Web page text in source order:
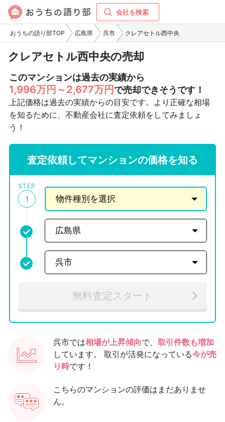
会社を検索
おうちの語り部TOP 広島県 呉市 クレアセトル西中央
クレアセトル西中央の売却
このマンションは過去の実績から
1,996万円～2,677万円で売却できそうです！
上記価格は過去の実績からの目安です。より正確な相場
を知るために、不動産会社に査定依頼をしてみましょ
う！
査定依頼してマンションの価格を知る
STEP
1
無料査定スタート
呉市では相場が上昇傾向で、 取引件数も増加
しています。
取引が活発になっている今が売
り時です！
こちらのマンションの評価はまだありませ
ん。